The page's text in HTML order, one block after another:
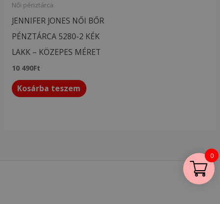
Női pénztárca
JENNIFER JONES NŐI BŐR
PÉNZTÁRCA 5280-2 KÉK
LAKK – KÖZEPES MÉRET
10 490Ft
Kosárba teszem
0